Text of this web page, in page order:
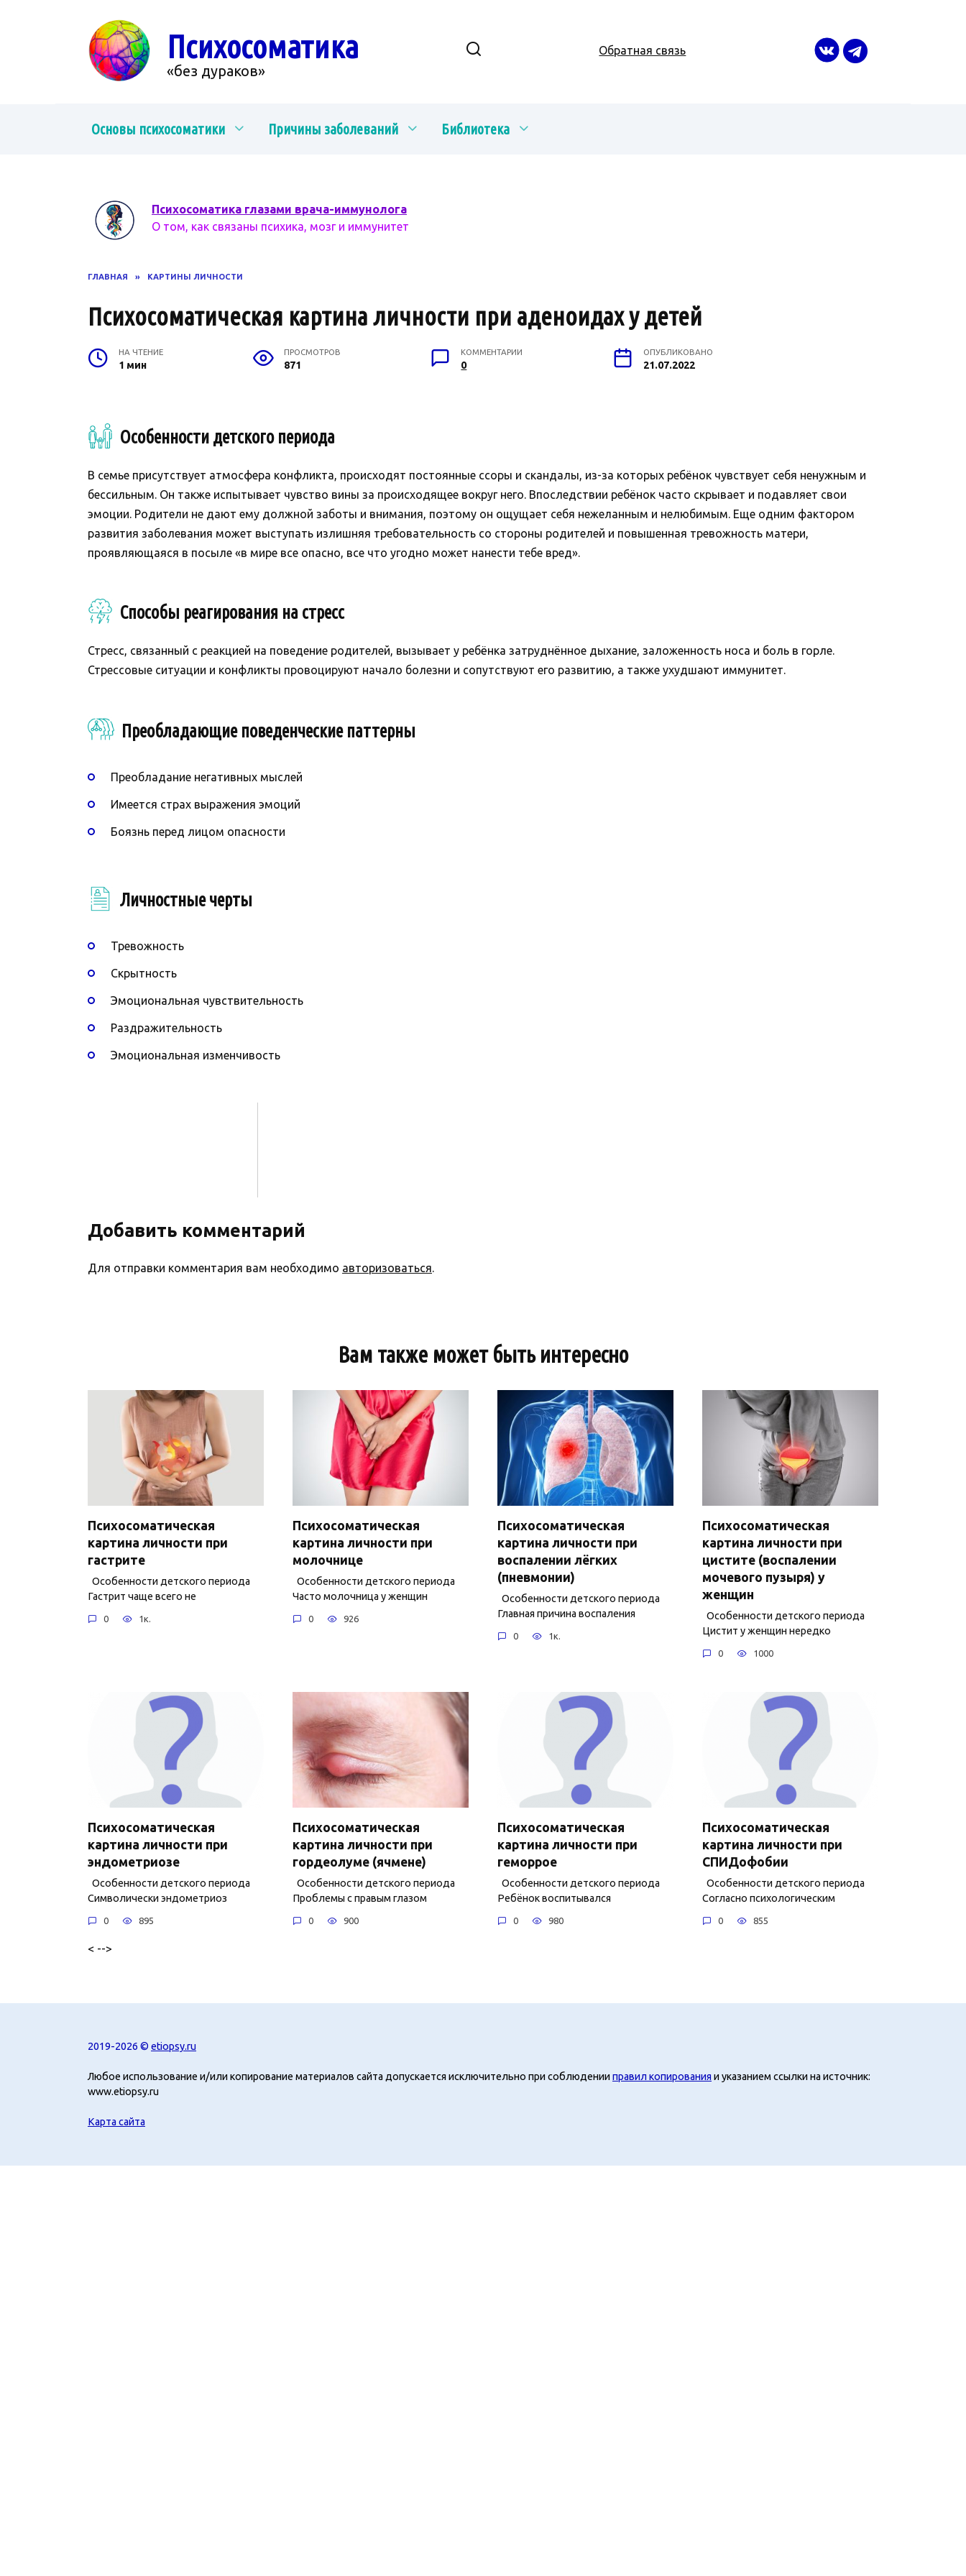
Психосоматика
«без дураков»
Обратная связь
Основы психосоматики Причины заболеваний Библиотека
Психосоматика глазами врача-иммунолога
О том, как связаны психика, мозг и иммунитет
ГЛАВНАЯ » КАРТИНЫ ЛИЧНОСТИ
Психосоматическая картина личности при аденоидах у детей
НА ЧТЕНИЕ
1 мин
ПРОСМОТРОВ
871
КОММЕНТАРИИ
0
ОПУБЛИКОВАНО
21.07.2022
Особенности детского периода
В семье присутствует атмосфера конфликта, происходят постоянные ссоры и скандалы, из-за которых ребёнок чувствует себя ненужным и
бессильным. Он также испытывает чувство вины за происходящее вокруг него. Впоследствии ребёнок часто скрывает и подавляет свои
эмоции. Родители не дают ему должной заботы и внимания, поэтому он ощущает себя нежеланным и нелюбимым. Еще одним фактором
развития заболевания может выступать излишняя требовательность со стороны родителей и повышенная тревожность матери,
проявляющаяся в посыле «в мире все опасно, все что угодно может нанести тебе вред».
Способы реагирования на стресс
Стресс, связанный с реакцией на поведение родителей, вызывает у ребёнка затруднённое дыхание, заложенность носа и боль в горле.
Стрессовые ситуации и конфликты провоцируют начало болезни и сопутствуют его развитию, а также ухудшают иммунитет.
Преобладающие поведенческие паттерны
Преобладание негативных мыслей
Имеется страх выражения эмоций
Боязнь перед лицом опасности
Личностные черты
Тревожность
Скрытность
Эмоциональная чувствительность
Раздражительность
Эмоциональная изменчивость
Добавить комментарий
Для отправки комментария вам необходимо авторизоваться.
Вам также может быть интересно
Психосоматическая
картина личности при
гастрите
Особенности детского периода
Гастрит чаще всего не
0 1к.
Психосоматическая
картина личности при
молочнице
Особенности детского периода
Часто молочница у женщин
0 926
Психосоматическая
картина личности при
воспалении лёгких
(пневмонии)
Особенности детского периода
Главная причина воспаления
0 1к.
Психосоматическая
картина личности при
цистите (воспалении
мочевого пузыря) у
женщин
Особенности детского периода
Цистит у женщин нередко
0 1000
Психосоматическая
картина личности при
эндометриозе
Особенности детского периода
Символически эндометриоз
0 895
Психосоматическая
картина личности при
гордеолуме (ячмене)
Особенности детского периода
Проблемы с правым глазом
0 900
Психосоматическая
картина личности при
геморрое
Особенности детского периода
Ребёнок воспитывался
0 980
Психосоматическая
картина личности при
СПИДофобии
Особенности детского периода
Согласно психологическим
0 855
< -->
2019-2026 © etiopsy.ru
Любое использование и/или копирование материалов сайта допускается исключительно при соблюденииправил копирования и указанием ссылки на источник:
www.etiopsy.ru
Карта сайта